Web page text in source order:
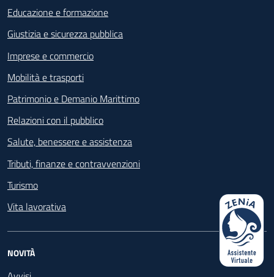
Educazione e formazione
Giustizia e sicurezza pubblica
Imprese e commercio
Mobilità e trasporti
Patrimonio e Demanio Marittimo
Relazioni con il pubblico
Salute, benessere e assistenza
Tributi, finanze e contravvenzioni
Turismo
Vita lavorativa
NOVITÀ